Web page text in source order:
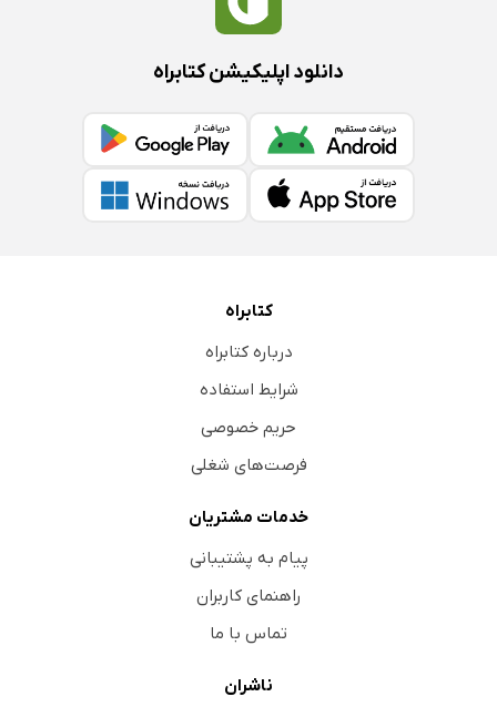
دانلود اپلیکیشن کتابراه
کتابراه
درباره کتابراه
شرایط استفاده
حریم خصوصی
فرصت‌های شغلی
خدمات مشتریان
پیام به پشتیبانی
راهنمای کاربران
تماس با ما
ناشران